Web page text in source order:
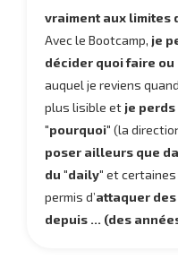
vraiment aux limites
Avec le Bootcamp, je
décider quoi faire
auquel je reviens
plus lisible et je perds
"pourquoi" (la
poser ailleurs que
du "daily" et certaines
permis d’attaquer
depuis ... (des